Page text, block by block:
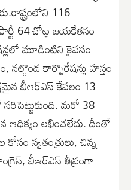
116
64 చోట్ల జయకేతనం
మూడింటిని కైవసం
కార్పొరేషన్లు హస్తం
బీఆర్ఎస్ కేవలం 13
మరో 38
ఆధిక్యం లభించలేదు. దీంతో
స్వతంత్రులు, చిన్న
బీఆర్ఎస్ తీవ్రంగా